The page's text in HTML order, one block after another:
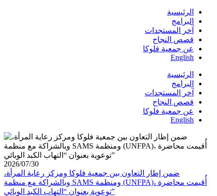
الرئيسية
البرامج
آخر المستجدات
قصص النجاح
عن جمعية فلوكا
English
الرئيسية
البرامج
آخر المستجدات
قصص النجاح
عن جمعية فلوكا
English
2026/07/30
ضمن إطار التعاون بين جمعية فلوكا ومركز رعاية المرأة،
وبالشراكة مع منظمة SAMS ومنظمة (UNFPA)، أُقيمت محاضرة
توعوية بعنوان “التهاب الكبد الوبائي”